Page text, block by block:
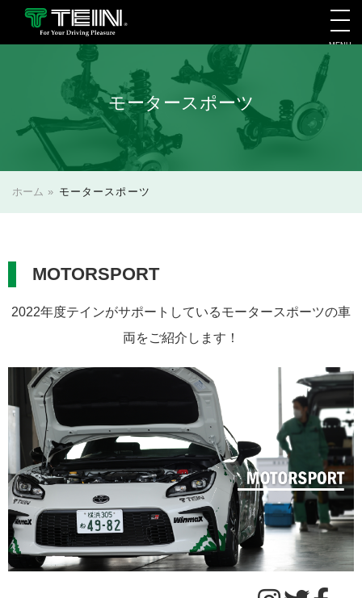
会社案内・採用・IR
MENU
モータースポーツ
ホーム » モータースポーツ
MOTORSPORT
2022年度テインがサポートしているモータースポーツの車
両をご紹介します！